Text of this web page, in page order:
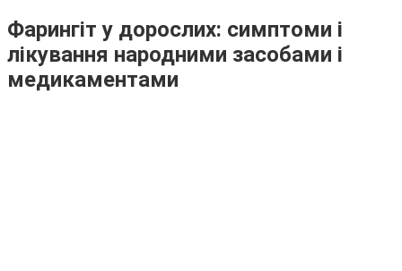
Фарингіт у дорослих: симптоми і
лікування народними засобами і
медикаментами